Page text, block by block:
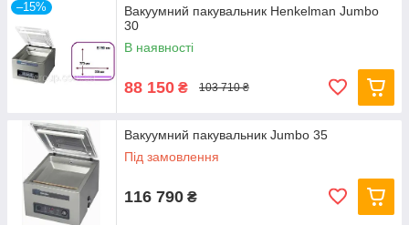
–15%
Вакуумний пакувальник Henkelman Jumbo
30
В наявності
88 150 ₴ 103 710 ₴
Вакуумний пакувальник Jumbo 35
Під замовлення
116 790 ₴